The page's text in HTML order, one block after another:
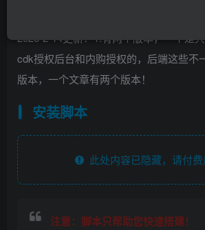
2026-2-14更新：1.有两个版本，一个是
cdk授权后台和内购授权的，后端这些不
版本，一个文章有两个版本！
安装脚本
此处内容已隐藏，请付费
注意：脚本只帮助您快速搭建！